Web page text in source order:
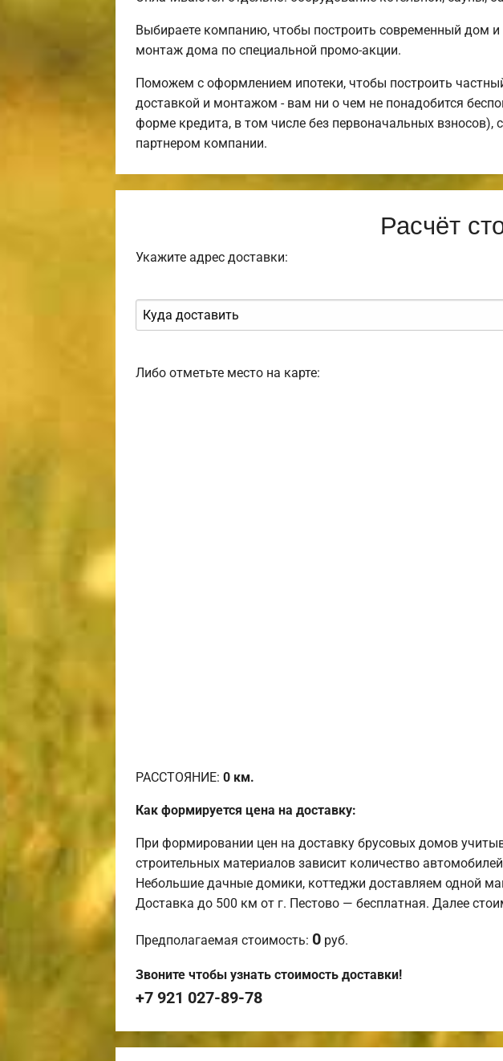
Выбираете компанию, чтобы построить современный дом
монтаж дома по специальной промо-акции.
Поможем с оформлением ипотеки, чтобы построить
доставкой и монтажом - вам ни о чем не понадобится
форме кредита, в том числе без первоначальных
партнером компании.
Расчёт
Укажите адрес доставки:
Либо отметьте место на карте:
РАССТОЯНИЕ: 0 км.
Как формируется цена на доставку:
При формировании цен на доставку брусовых домов
строительных материалов зависит количество
Небольшие дачные домики, коттеджи доставляем одной
Доставка до 500 км от г. Пестово — бесплатная. Далее
Предполагаемая стоимость: 0 руб.
Звоните чтобы узнать стоимость доставки!
+7 921 027-89-78